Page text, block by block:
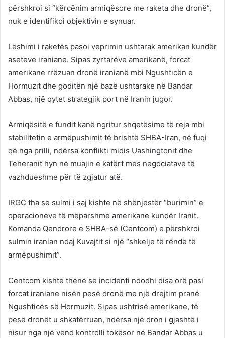
përshkroi si “kërcënim armiqësore me raketa dhe dronë”,
nuk e identifikoi objektivin e synuar.
Lëshimi i raketës pasoi veprimin ushtarak amerikan kundër
aseteve iraniane. Sipas zyrtarëve amerikanë, forcat
amerikane rrëzuan dronë iranianë mbi Ngushticën e
Hormuzit dhe goditën një bazë ushtarake në Bandar
Abbas, një qytet strategjik port në Iranin jugor.
Armiqësitë e fundit kanë ngritur shqetësime të reja mbi
stabilitetin e armëpushimit të brishtë SHBA-Iran, në fuqi
që nga prilli, ndërsa konflikti midis Uashingtonit dhe
Teheranit hyn në muajin e katërt mes negociatave të
vazhdueshme për të zgjatur atë.
IRGC tha se sulmi i saj kishte në shënjestër “burimin” e
operacioneve të mëparshme amerikane kundër Iranit.
Komanda Qendrore e SHBA-së (Centcom) e përshkroi
sulmin iranian ndaj Kuvajtit si një “shkelje të rëndë të
armëpushimit”.
Centcom kishte thënë se incidenti ndodhi disa orë pasi
forcat iraniane nisën pesë dronë me një drejtim pranë
Ngushticës së Hormuzit. Sipas ushtrisë amerikane, të
pesë dronët u shkatërruan, ndërsa një dron i gjashtë i
nisur nga një vend kontrolli tokësor në Bandar Abbas u